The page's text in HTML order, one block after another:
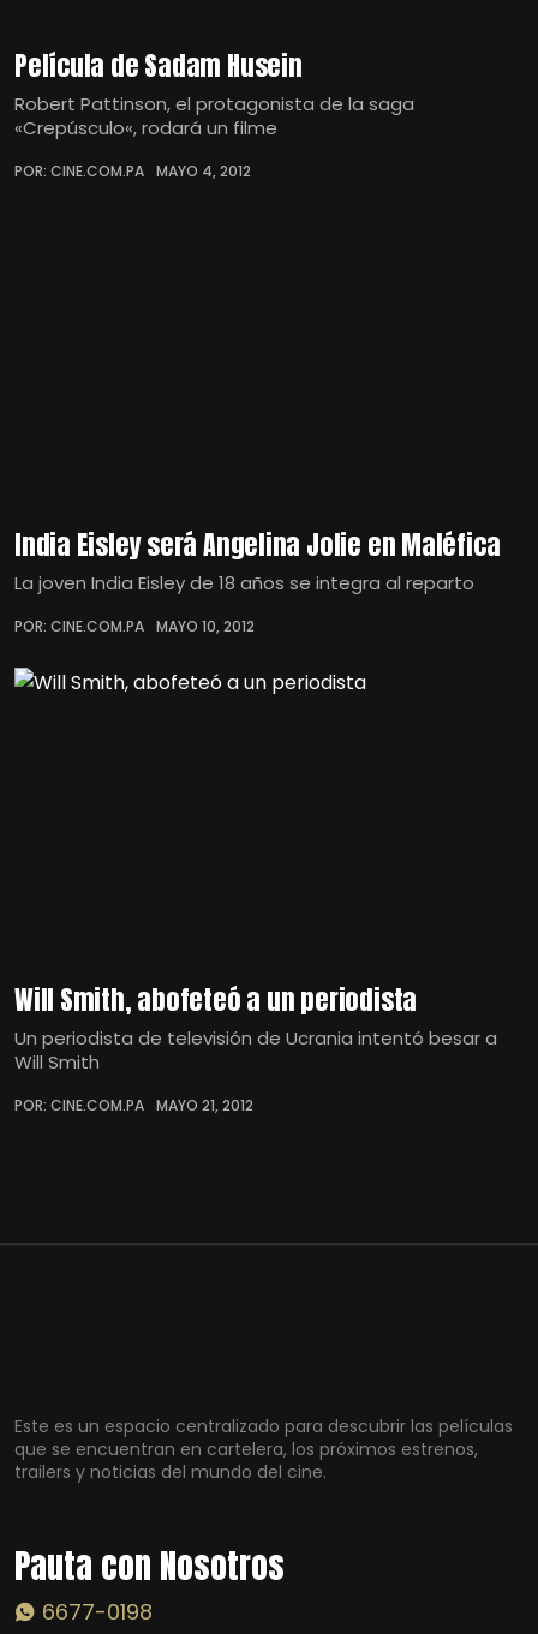
Película de Sadam Husein
Robert Pattinson, el protagonista de la saga
«Crepúsculo«, rodará un filme
POR: CINE.COM.PA MAYO 4, 2012
India Eisley será Angelina Jolie en Maléfica
La joven India Eisley de 18 años se integra al reparto
POR: CINE.COM.PA MAYO 10, 2012
Will Smith, abofeteó a un periodista
Un periodista de televisión de Ucrania intentó besar a
Will Smith
POR: CINE.COM.PA MAYO 21, 2012
Este es un espacio centralizado para descubrir las películas
que se encuentran en cartelera, los próximos estrenos,
trailers y noticias del mundo del cine.
Pauta con Nosotros
6677-0198